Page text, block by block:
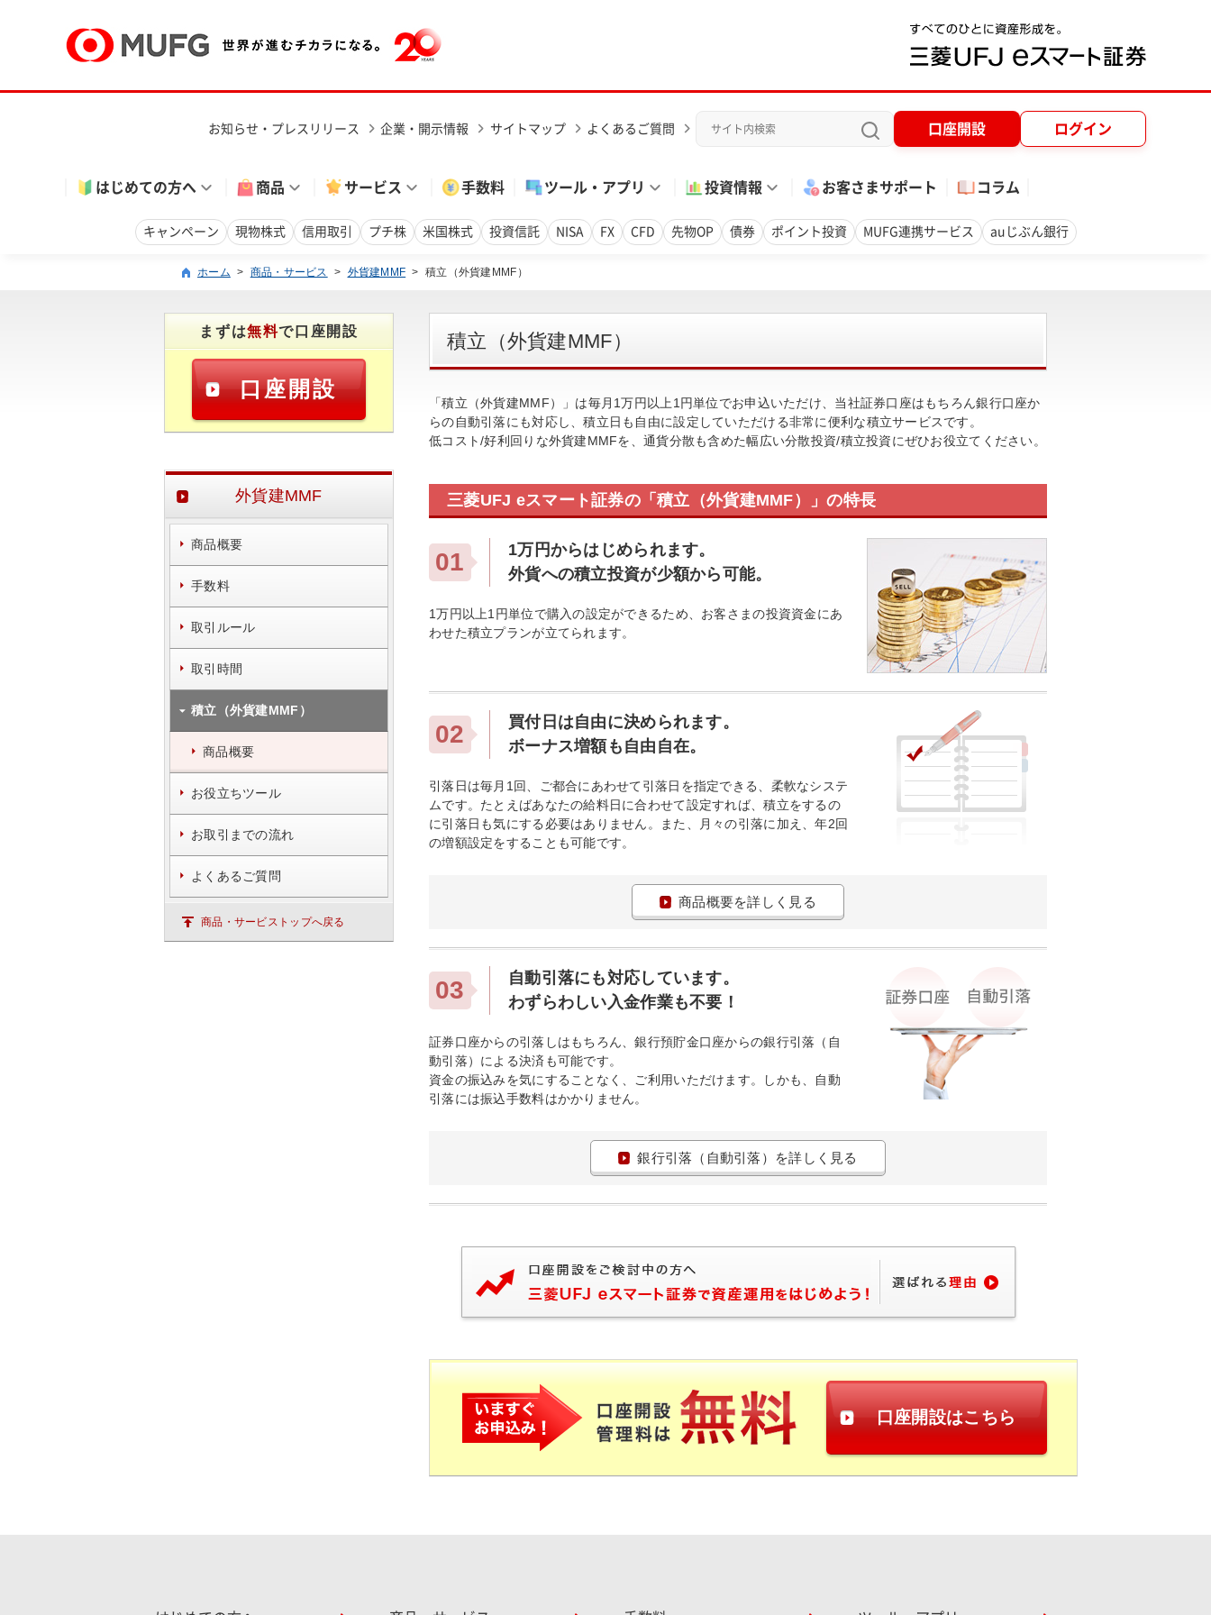
お知らせ・プレスリリース 企業・開示情報 サイトマップ よくあるご質問 口座開設 ログイン
はじめての方へ 商品 サービス 手数料 ツール・アプリ 投資情報 お客さまサポート コラム
キャンペーン 現物株式 信用取引 プチ株 米国株式 投資信託 NISA FX CFD 先物OP 債券 ポイント投資 MUFG連携サービス auじぶん銀行
ホーム > 商品・サービス > 外貨建MMF > 積立（外貨建MMF）
積立（外貨建MMF）
「積立（外貨建MMF）」は毎月1万円以上1円単位でお申込いただけ、当社証券口座はもちろん銀行口座か
らの自動引落にも対応し、積立日も自由に設定していただける非常に便利な積立サービスです。
低コスト/好利回りな外貨建MMFを、通貨分散も含めた幅広い分散投資/積立投資にぜひお役立てください。
三菱UFJ eスマート証券の「積立（外貨建MMF）」の特長
01
1万円からはじめられます。
外貨への積立投資が少額から可能。
1万円以上1円単位で購入の設定ができるため、お客さまの投資資金にあ
わせた積立プランが立てられます。
02
買付日は自由に決められます。
ボーナス増額も自由自在。
引落日は毎月1回、ご都合にあわせて引落日を指定できる、柔軟なシステ
ムです。たとえばあなたの給料日に合わせて設定すれば、積立をするの
に引落日も気にする必要はありません。また、月々の引落に加え、年2回
の増額設定をすることも可能です。
商品概要を詳しく見る
03
自動引落にも対応しています。
わずらわしい入金作業も不要！
証券口座からの引落しはもちろん、銀行預貯金口座からの銀行引落（自
動引落）による決済も可能です。
資金の振込みを気にすることなく、ご利用いただけます。しかも、自動
引落には振込手数料はかかりません。
銀行引落（自動引落）を詳しく見る
口座開設はこちら
まずは無料で口座開設
口座開設
外貨建MMF
商品概要
手数料
取引ルール
取引時間
積立（外貨建MMF）
商品概要
お役立ちツール
お取引までの流れ
よくあるご質問
商品・サービストップへ戻る